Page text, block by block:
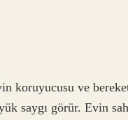
koruyucusu ve
saygı görür. Evin